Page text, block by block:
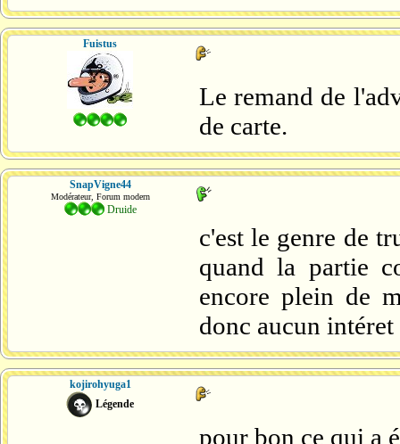
Fuistus
Le remand de
de carte.
SnapVigne44
Modérateur, Forum modern
Druide
c'est le genre de
quand la partie
encore plein de
donc aucun
kojirohyuga1
Légende
pour bon ce qui a